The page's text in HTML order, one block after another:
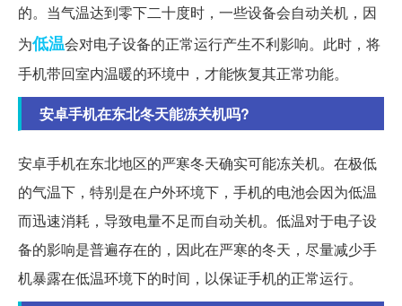
的。当气温达到零下二十度时，一些设备会自动关机，因
为低温会对电子设备的正常运行产生不利影响。此时，将
手机带回室内温暖的环境中，才能恢复其正常功能。
安卓手机在东北冬天能冻关机吗?
安卓手机在东北地区的严寒冬天确实可能冻关机。在极低
的气温下，特别是在户外环境下，手机的电池会因为低温
而迅速消耗，导致电量不足而自动关机。低温对于电子设
备的影响是普遍存在的，因此在严寒的冬天，尽量减少手
机暴露在低温环境下的时间，以保证手机的正常运行。